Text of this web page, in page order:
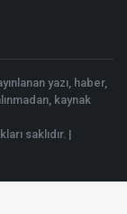
yazı, haber,
kaynak
saklıdır. |